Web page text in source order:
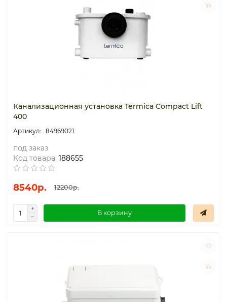
Термостаты капиллярные
Канализационная установка Termica Compact Lift
400
84969021
под заказ
Код товара: 188655
8540р. 12200р.
В корзину